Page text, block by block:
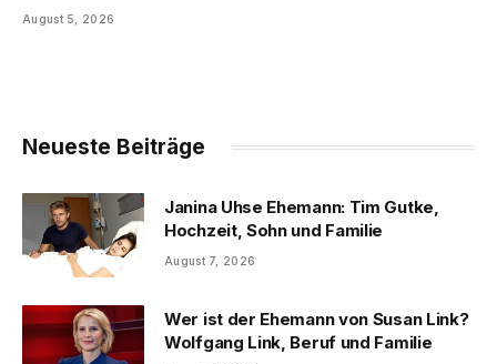
August 5, 2026
Neueste Beiträge
Janina Uhse Ehemann: Tim Gutke,
Hochzeit, Sohn und Familie
August 7, 2026
Wer ist der Ehemann von Susan Link?
Wolfgang Link, Beruf und Familie